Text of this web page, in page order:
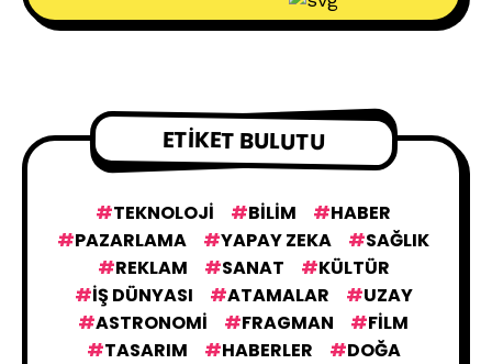
ETIKET BULUTU
TEKNOLOJI BILIM
HABER
PAZARLAMA
YAPAY ZEKA
SAĞLIK
REKLAM
SANAT
KÜLTÜR
IŞ DÜNYASI
ATAMALAR
UZAY
ASTRONOMI
FRAGMAN
FILM
TASARIM
HABERLER
DOĞA